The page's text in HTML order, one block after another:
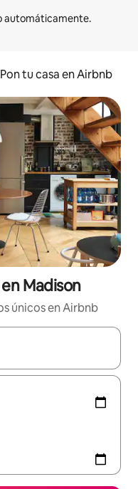
Pon tu casa en Airbnb
Madison
únicos en Airbnb
navega con las